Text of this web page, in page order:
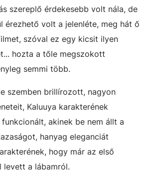
szereplő érdekesebb volt nála, de
érezhető volt a jelenléte, meg hát ő
szóval ez egy kicsit ilyen
hozta a tőle megszokott
semmi több.
szemben brillírozott, nagyon
Kaluuya karakterének
akinek be nem állt a
hanyag eleganciát
hogy már az első
levett a lábamról.